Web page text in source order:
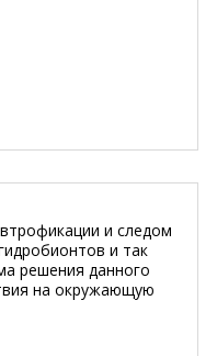
и следом
и так
решения данного
на окружающую